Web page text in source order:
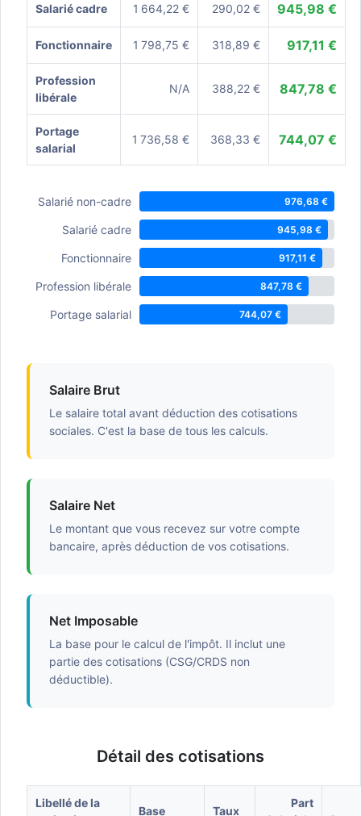
Salarié cadre 1 664,22 € 290,02 € 945,98 €
Fonctionnaire 1 798,75 € 318,89 € 917,11 €
Profession
libérale
N/A 388,22 € 847,78 €
Portage
salarial
1 736,58 € 368,33 € 744,07 €
Salarié non-cadre 976,68 €
Salarié cadre 945,98 €
Fonctionnaire 917,11 €
Profession libérale 847,78 €
Portage salarial 744,07 €
Salaire Brut
Le salaire total avant déduction des cotisations
sociales. C'est la base de tous les calculs.
Salaire Net
Le montant que vous recevez sur votre compte
bancaire, après déduction de vos cotisations.
Net Imposable
La base pour le calcul de l'impôt. Il inclut une
partie des cotisations (CSG/CRDS non
déductible).
Détail des cotisations
Libellé de la
Base Taux
Part